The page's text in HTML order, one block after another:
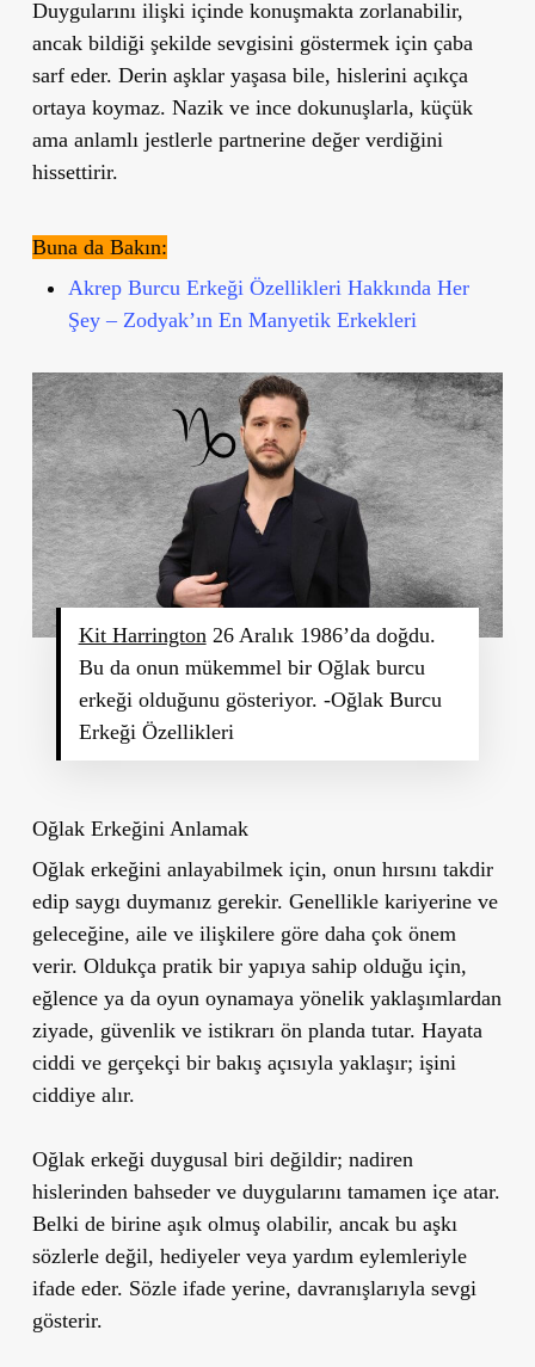
Duygularını ilişki içinde konuşmakta zorlanabilir,
ancak bildiği şekilde sevgisini göstermek için çaba
sarf eder. Derin aşklar yaşasa bile, hislerini açıkça
ortaya koymaz. Nazik ve ince dokunuşlarla, küçük
ama anlamlı jestlerle partnerine değer verdiğini
hissettirir.
Buna da Bakın:
Akrep Burcu Erkeği Özellikleri Hakkında Her
Şey – Zodyak’ın En Manyetik Erkekleri
Kit Harrington 26 Aralık 1986’da doğdu.
Bu da onun mükemmel bir Oğlak burcu
erkeği olduğunu gösteriyor. -Oğlak Burcu
Erkeği Özellikleri
Oğlak Erkeğini Anlamak
Oğlak erkeğini anlayabilmek için, onun hırsını takdir
edip saygı duymanız gerekir. Genellikle kariyerine ve
geleceğine, aile ve ilişkilere göre daha çok önem
verir. Oldukça pratik bir yapıya sahip olduğu için,
eğlence ya da oyun oynamaya yönelik yaklaşımlardan
ziyade, güvenlik ve istikrarı ön planda tutar. Hayata
ciddi ve gerçekçi bir bakış açısıyla yaklaşır; işini
ciddiye alır.
Oğlak erkeği duygusal biri değildir; nadiren
hislerinden bahseder ve duygularını tamamen içe atar.
Belki de birine aşık olmuş olabilir, ancak bu aşkı
sözlerle değil, hediyeler veya yardım eylemleriyle
ifade eder. Sözle ifade yerine, davranışlarıyla sevgi
gösterir.